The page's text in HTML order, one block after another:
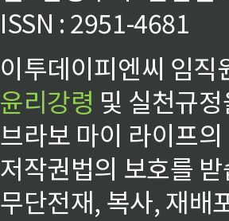
ISSN : 2951-4681
이투데이피엔씨 임
윤리강령 및 실천규
브라보 마이 라이프
저작권법의 보호를
무단전재, 복사, 재배